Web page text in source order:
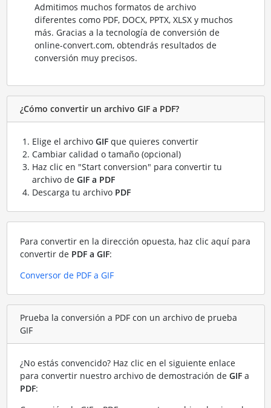
Admitimos muchos formatos de archivo
diferentes como PDF, DOCX, PPTX, XLSX y muchos
más. Gracias a la tecnología de conversión de
online-convert.com, obtendrás resultados de
conversión muy precisos.
¿Cómo convertir un archivo GIF a PDF?
Elige el archivo GIFque quieres convertir
Cambiar calidad o tamaño (opcional)
Haz clic en "Start conversion" para convertir tu
archivo de GIF a PDF
Descarga tu archivo PDF
Para convertir en la dirección opuesta, haz clic aquí para
convertir de PDF a GIF:
Conversor de PDF a GIF
Prueba la conversión a PDF con un archivo de prueba
GIF
¿No estás convencido? Haz clic en el siguiente enlace
para convertir nuestro archivo de demostración de GIFa
PDF: